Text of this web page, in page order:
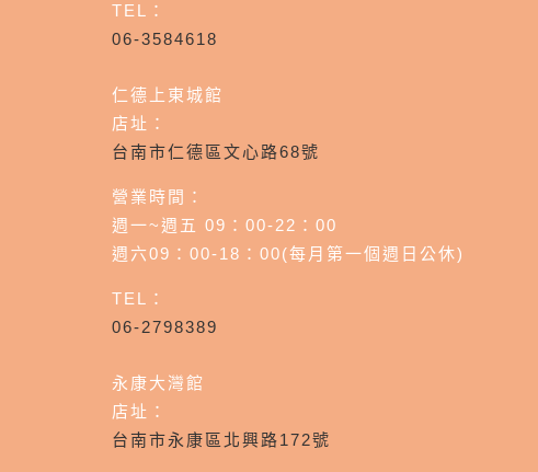
TEL：
06-3584618
仁德上東城館
店址：
台南市仁德區文心路68號
營業時間：
週一~週五 09：00-22：00
週六09：00-18：00(每月第一個週日公休)
TEL：
06-2798389
永康大灣館
店址：
台南市永康區北興路172號